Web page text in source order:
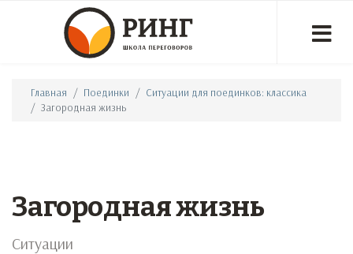
Главная Поединки
Ситуации для поединков: классика
Загородная жизнь
Загородная жизнь
Ситуации